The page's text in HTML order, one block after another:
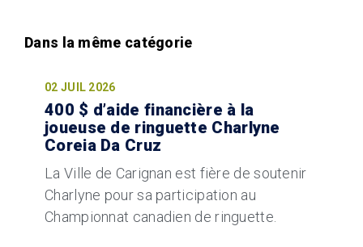
02 JUIL 2026
400 $ d’aide financière à la
joueuse de ringuette Charlyne
Coreia Da Cruz
La Ville de Carignan est fière de soutenir
Charlyne pour sa participation au
Championnat canadien de ringuette.